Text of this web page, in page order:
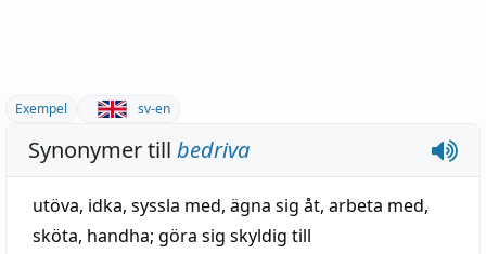
Exempel sv-en
Synonymer till bedriva
utöva, idka, syssla med, ägna sig åt, arbeta med,
sköta, handha; göra sig skyldig till